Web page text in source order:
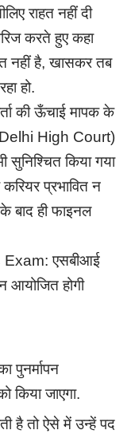
राहत नहीं दी
करते हुए कहा
नहीं है, खासकर तब
हो.
की ऊँचाई मापक के
High Court)
किया गया
प्रभावित न
बाद ही फाइनल
एसबीआई
आयोजित होगी
पुनर्मापन
किया जाएगा.
है तो ऐसे में उन्हें पद